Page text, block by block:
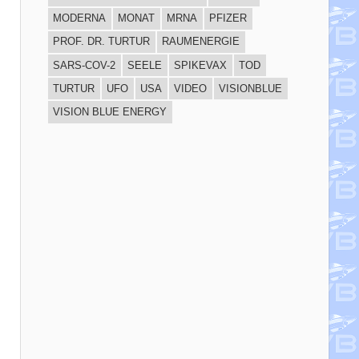
MODERNA
MONAT MRNA
PFIZER
PROF. DR. TURTUR
RAUMENERGIE
SARS-COV-2
SEELE SPIKEVAX
TOD
TURTUR
UFO USA VIDEO
VISIONBLUE
VISION BLUE ENERGY